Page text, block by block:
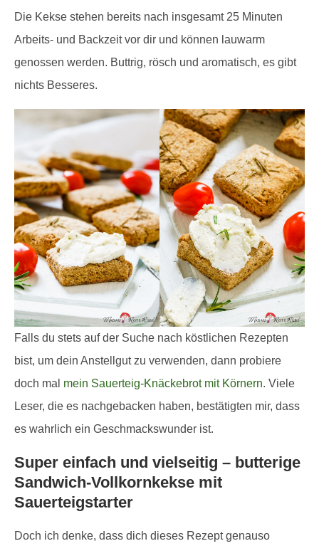
Die Kekse stehen bereits nach insgesamt 25 Minuten
Arbeits- und Backzeit vor dir und können lauwarm
genossen werden. Buttrig, rösch und aromatisch, es gibt
nichts Besseres.
Falls du stets auf der Suche nach köstlichen Rezepten
bist, um dein Anstellgut zu verwenden, dann probiere
doch mal mein Sauerteig-Knäckebrot mit Körnern. Viele
Leser, die es nachgebacken haben, bestätigten mir, dass
es wahrlich ein Geschmackswunder ist.
Super einfach und vielseitig – butterige
Sandwich-Vollkornkekse mit
Sauerteigstarter
Doch ich denke, dass dich dieses Rezept genauso